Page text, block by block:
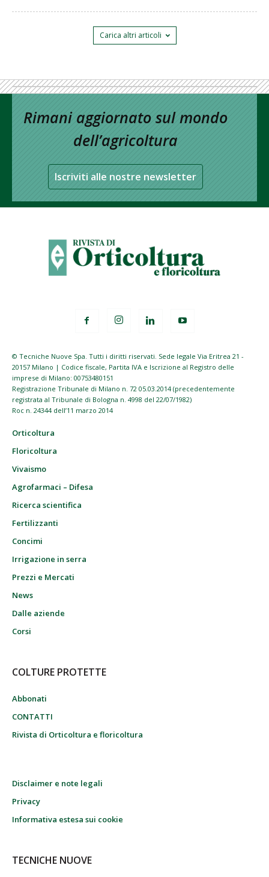
Carica altri articoli
Rimani aggiornato sul mondo
dell’agricoltura
Iscriviti alle nostre newsletter
© Tecniche Nuove Spa. Tutti i diritti riservati. Sede legale Via Eritrea 21 -
20157 Milano | Codice fiscale, Partita IVA e Iscrizione al Registro delle
imprese di Milano: 00753480151
Registrazione Tribunale di Milano n. 72 05.03.2014 (precedentemente
registrata al Tribunale di Bologna n. 4998 del 22/07/1982)
Roc n. 24344 dell’11 marzo 2014
Orticoltura
Floricoltura
Vivaismo
Agrofarmaci – Difesa
Ricerca scientifica
Fertilizzanti
Concimi
Irrigazione in serra
Prezzi e Mercati
News
Dalle aziende
Corsi
COLTURE PROTETTE
Abbonati
CONTATTI
Rivista di Orticoltura e floricoltura
Disclaimer e note legali
Privacy
Informativa estesa sui cookie
TECNICHE NUOVE